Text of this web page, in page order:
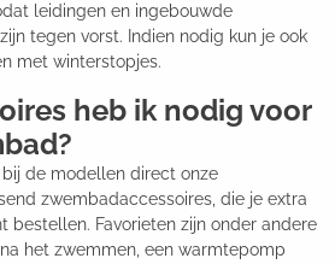
leidingen en ingebouwde
tegen vorst. Indien nodig kun je ook
met winterstopjes.
heb ik nodig voor
bij de modellen direct onze
zwembadaccessoires, die je extra
bestellen. Favorieten zijn onder andere
het zwemmen, een warmtepomp